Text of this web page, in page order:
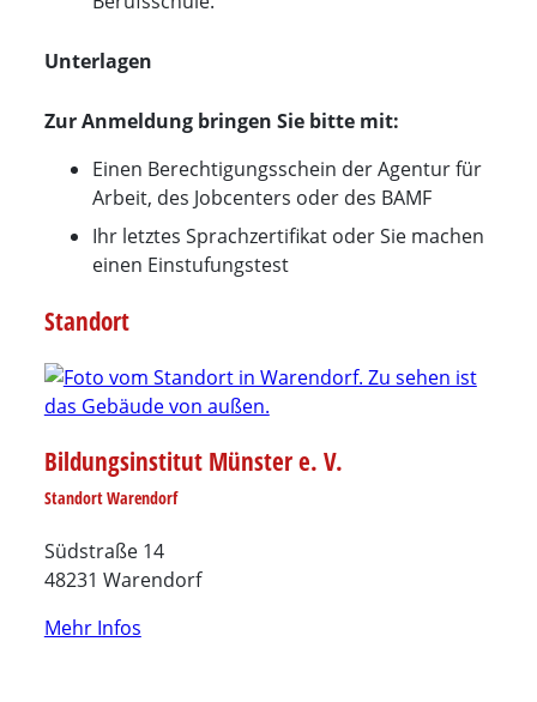
Unterlagen
Zur Anmeldung bringen Sie bitte mit:
Einen Berechtigungsschein der Agentur für
Arbeit, des Jobcenters oder des BAMF
Ihr letztes Sprachzertifikat oder Sie machen
einen Einstufungstest
Standort
Bildungsinstitut Münster e. V.
Standort Warendorf
Südstraße 14
48231 Warendorf
Mehr Infos